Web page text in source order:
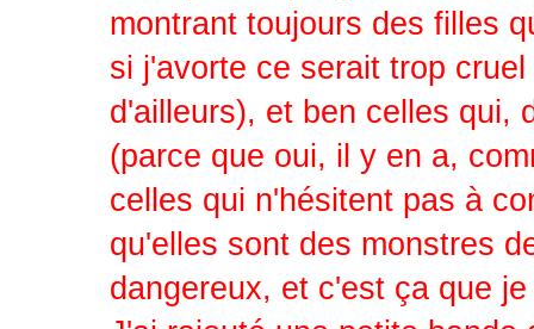
montrant toujours des filles
si j'avorte ce serait trop
d'ailleurs), et ben celles qui,
(parce que oui, il y en a,
celles qui n'hésitent pas à
qu'elles sont des monstres
dangereux, et c'est ça que